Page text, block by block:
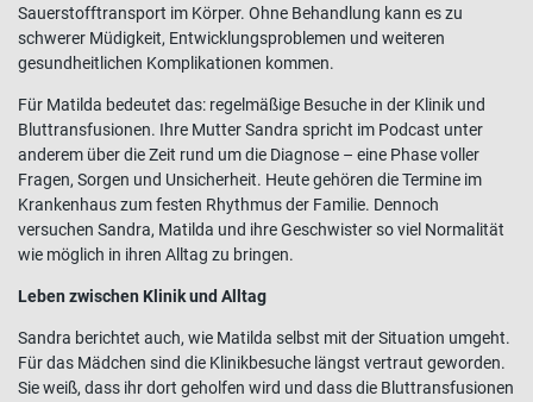
Sauerstofftransport im Körper. Ohne Behandlung kann es zu
schwerer Müdigkeit, Entwicklungsproblemen und weiteren
gesundheitlichen Komplikationen kommen.
Für Matilda bedeutet das: regelmäßige Besuche in der Klinik und
Bluttransfusionen. Ihre Mutter Sandra spricht im Podcast unter
anderem über die Zeit rund um die Diagnose – eine Phase voller
Fragen, Sorgen und Unsicherheit. Heute gehören die Termine im
Krankenhaus zum festen Rhythmus der Familie. Dennoch
versuchen Sandra, Matilda und ihre Geschwister so viel Normalität
wie möglich in ihren Alltag zu bringen.
Leben zwischen Klinik und Alltag
Sandra berichtet auch, wie Matilda selbst mit der Situation umgeht.
Für das Mädchen sind die Klinikbesuche längst vertraut geworden.
Sie weiß, dass ihr dort geholfen wird und dass die Bluttransfusionen